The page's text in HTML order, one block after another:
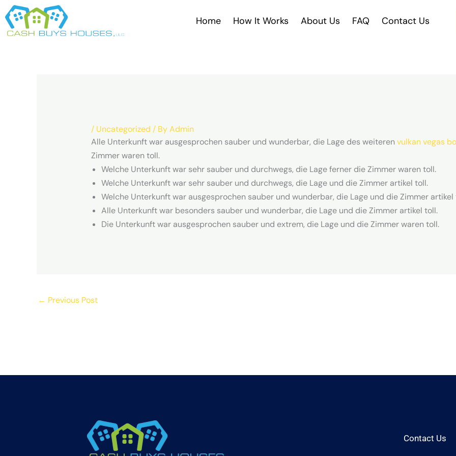
Skip
to
content
Home How It Works About Us FAQ Contact Us
/ Uncategorized / ByAdmin
Alle Unterkunft war ausgesprochen sauber und wunderbar, die Lage des weiterenvulkan vegas
Zimmer waren toll.
Welche Unterkunft war sehr sauber und durchwegs, die Lage ferner die Zimmer waren toll.
Welche Unterkunft war sehr sauber und durchwegs, die Lage und die Zimmer artikel toll.
Welche Unterkunft war ausgesprochen sauber und wunderbar, die Lage und die Zimmer artikel
Alle Unterkunft war besonders sauber und wunderbar, die Lage und die Zimmer artikel toll.
Die Unterkunft war ausgesprochen sauber und extrem, die Lage und die Zimmer waren toll.
← Previous Post
Contact Us